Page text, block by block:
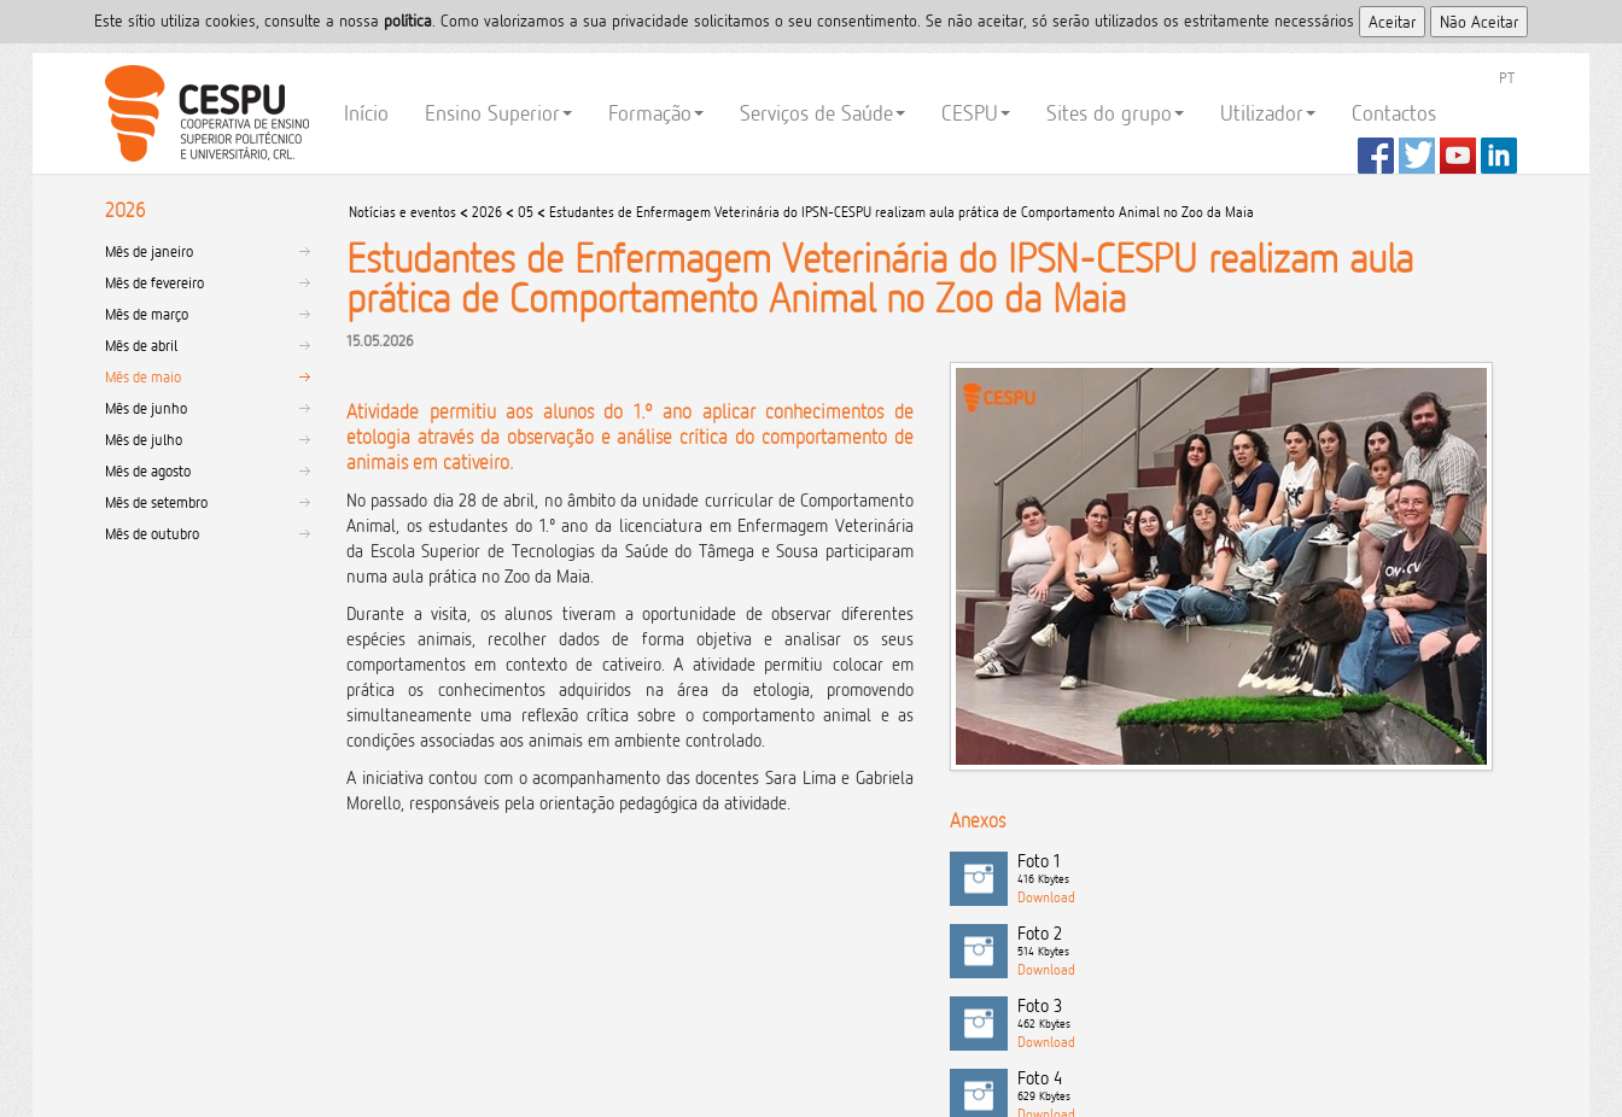
Este sítio utiliza cookies, consulte a nossa polí­tica . Como valorizamos a sua privacidade solicitamos o seu consentimento. Se não aceitar, só serão utilizados os estritamente necessários
PT
Início Ensino Superior Formação Serviços de Saúde CESPU Sites do grupo Utilizador Contactos
2026
Mês de janeiro
Mês de fevereiro
Mês de março
Mês de abril
Mês de maio
Mês de junho
Mês de julho
Mês de agosto
Mês de setembro
Mês de outubro
Notícias e eventos < 2026 < 05 < Estudantes de Enfermagem Veterinária do IPSN-CESPU realizam aula prática de Comportamento Animal no Zoo da Maia
Estudantes de Enfermagem Veterinária do IPSN-CESPU realizam aula
prática de Comportamento Animal no Zoo da Maia
15.05.2026
Atividade permitiu aos alunos do 1.º ano aplicar conhecimentos de
etologia através da observação e análise crítica do comportamento de
animais em cativeiro.
No passado dia 28 de abril, no âmbito da unidade curricular de Comportamento
Animal, os estudantes do 1.º ano da licenciatura em Enfermagem Veterinária
da Escola Superior de Tecnologias da Saúde do Tâmega e Sousa participaram
numa aula prática no Zoo da Maia.
Durante a visita, os alunos tiveram a oportunidade de observar diferentes
espécies animais, recolher dados de forma objetiva e analisar os seus
comportamentos em contexto de cativeiro. A atividade permitiu colocar em
prática os conhecimentos adquiridos na área da etologia, promovendo
simultaneamente uma reflexão crítica sobre o comportamento animal e as
condições associadas aos animais em ambiente controlado.
A iniciativa contou com o acompanhamento das docentes Sara Lima e Gabriela
Morello, responsáveis pela orientação pedagógica da atividade.
Anexos
Foto 1
416 Kbytes
Foto 2
514 Kbytes
Foto 3
462 Kbytes
Foto 4
629 Kbytes